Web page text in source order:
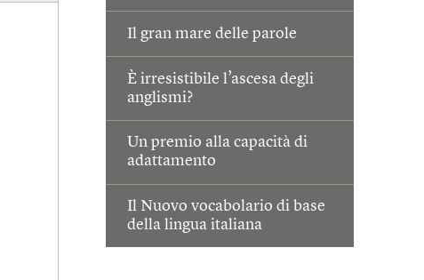
Il gran mare delle parole
È irresistibile l’ascesa degli
anglismi?
Un premio alla capacità di
adattamento
Il Nuovo vocabolario di base
della lingua italiana